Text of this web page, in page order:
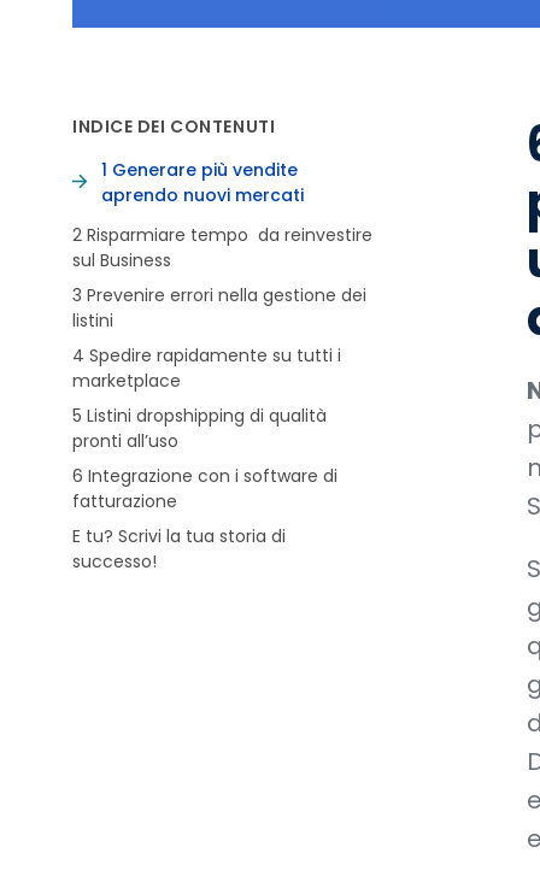
INDICE DEI CONTENUTI
1 Generare più vendite
aprendo nuovi mercati
2 Risparmiare tempo da reinvestire
sul Business
3 Prevenire errori nella gestione dei
listini
4 Spedire rapidamente su tutti i
marketplace
5 Listini dropshipping di qualità
pronti all’uso
6 Integrazione con i software di
fatturazione
E tu? Scrivi la tua storia di
successo!